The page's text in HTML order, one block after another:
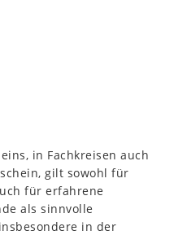
in Fachkreisen auch
gilt sowohl für
für erfahrene
als sinnvolle
in der